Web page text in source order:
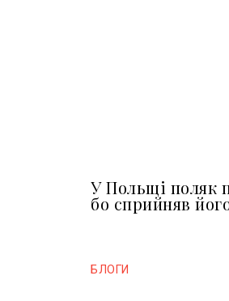
У Польщі поляк
бо сприйняв
БЛОГИ